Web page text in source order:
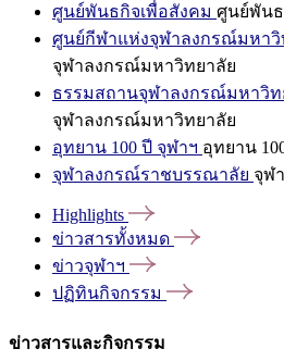
ศูนย์พันธกิจเพื่อสังคม ศูนย์พันธ
ศูนย์กีฬาแห่งจุฬาลงกรณ์มหาวิ
จุฬาลงกรณ์มหาวิทยาลัย
ธรรมสถานจุฬาลงกรณ์มหาวิท
จุฬาลงกรณ์มหาวิทยาลัย
อุทยาน 100 ปี จุฬาฯ อุทยาน
จุฬาลงกรณ์ราชบรรณาลัย จุฬ
Highlights
ข่าวสารทั้งหมด
ข่าวจุฬาฯ
ปฏิทินกิจกรรม
ข่าวสารและกิจกรรม